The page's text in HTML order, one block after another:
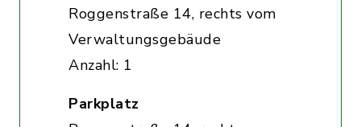
Roggenstraße 14, rechts vom
Verwaltungsgebäude
Anzahl: 1
Parkplatz